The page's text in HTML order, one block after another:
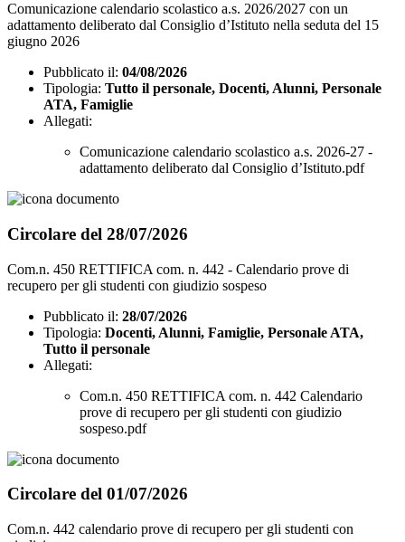
Comunicazione calendario scolastico a.s. 2026/2027 con un
adattamento deliberato dal Consiglio d’Istituto nella seduta del 15
giugno 2026
Pubblicato il: 04/08/2026
Tipologia: Tutto il personale, Docenti, Alunni, Personale
ATA, Famiglie
Allegati:
Comunicazione calendario scolastico a.s. 2026-27 -
adattamento deliberato dal Consiglio d’Istituto.pdf
Circolare del 28/07/2026
Com.n. 450 RETTIFICA com. n. 442 - Calendario prove di
recupero per gli studenti con giudizio sospeso
Pubblicato il: 28/07/2026
Tipologia: Docenti, Alunni, Famiglie, Personale ATA,
Tutto il personale
Allegati:
Com.n. 450 RETTIFICA com. n. 442 Calendario
prove di recupero per gli studenti con giudizio
sospeso.pdf
Circolare del 01/07/2026
Com.n. 442 calendario prove di recupero per gli studenti con